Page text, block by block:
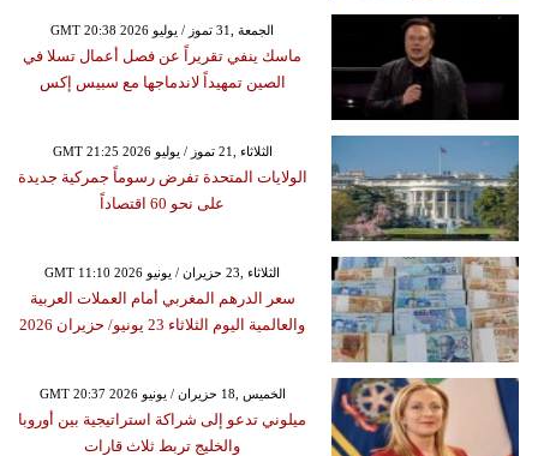
GMT 20:38 2026 الجمعة ,31 تموز / يوليو
ماسك ينفي تقريراً عن فصل أعمال تسلا في
الصين تمهيداً لاندماجها مع سبيس إكس
GMT 21:25 2026 الثلاثاء ,21 تموز / يوليو
الولايات المتحدة تفرض رسوماً جمركية جديدة
على نحو 60 اقتصاداً
GMT 11:10 2026 الثلاثاء ,23 حزيران / يونيو
سعر الدرهم المغربي أمام العملات العربية
والعالمية اليوم الثلاثاء 23 يونيو/ حزيران 2026
GMT 20:37 2026 الخميس ,18 حزيران / يونيو
ميلوني تدعو إلى شراكة استراتيجية بين أوروبا
والخليج تربط ثلاث قارات